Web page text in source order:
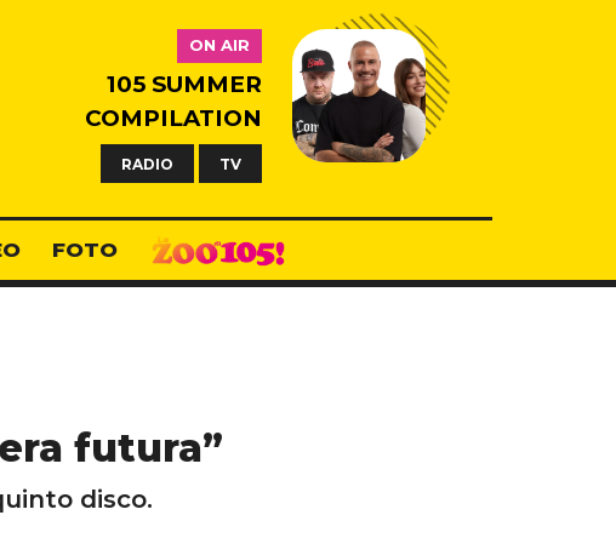
ON AIR
105 SUMMER
COMPILATION
RADIO TV
FOTO
futura”
disco.